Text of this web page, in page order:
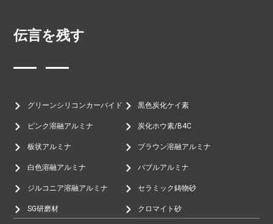
伝言を残す
グリーンシリコンカーバイド
ピンク溶融アルミナ
板状アルミナ
白色溶融アルミナ
ジルコニア溶融アルミナ
SG研磨材
黒色炭化ケイ素
炭化ホウ素/B4C
ブラウン溶融アルミナ
バブルアルミナ
セラミック鋳物砂
クロマイト砂